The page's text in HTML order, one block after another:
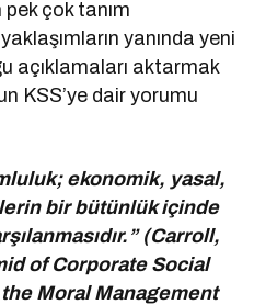
çok tanım
yanında yeni
açıklamaları aktarmak
KSS’ye dair yorumu
ekonomik, yasal,
bir bütünlük içinde
(Carroll,
of Corporate Social
Moral Management